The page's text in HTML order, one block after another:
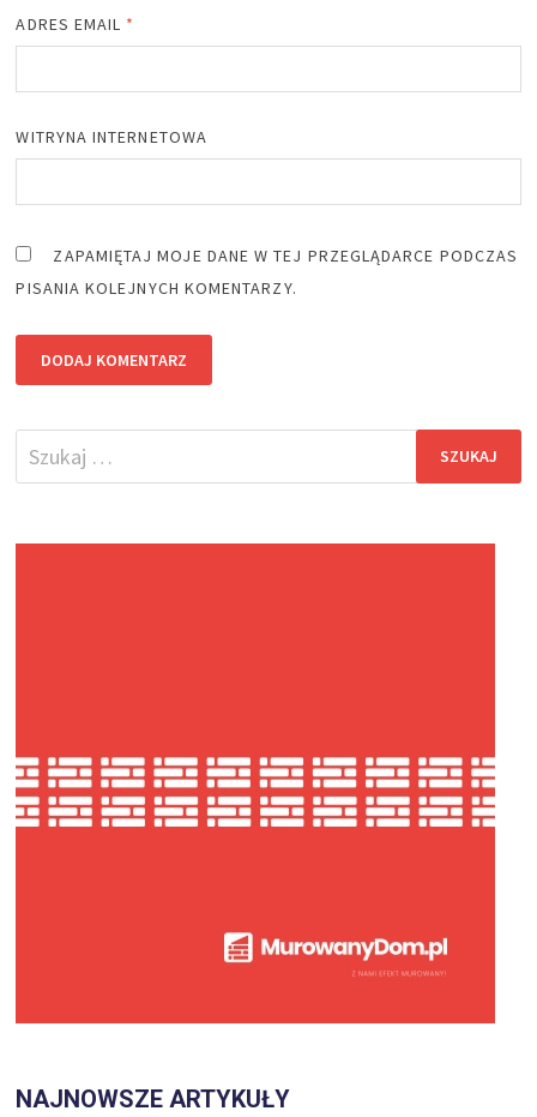
ADRES EMAIL *
WITRYNA INTERNETOWA
ZAPAMIĘTAJ MOJE DANE W TEJ PRZEGLĄDARCE PODCZAS
PISANIA KOLEJNYCH KOMENTARZY.
Szukaj:
NAJNOWSZE ARTYKUŁY